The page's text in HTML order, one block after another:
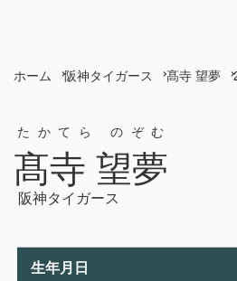
ホーム 阪神タイガース 髙寺 望夢
髙寺 望夢
たかてら のぞむ
阪神タイガース
生年月日